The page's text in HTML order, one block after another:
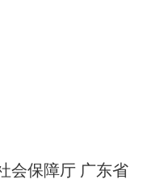
会保障厅 广东省